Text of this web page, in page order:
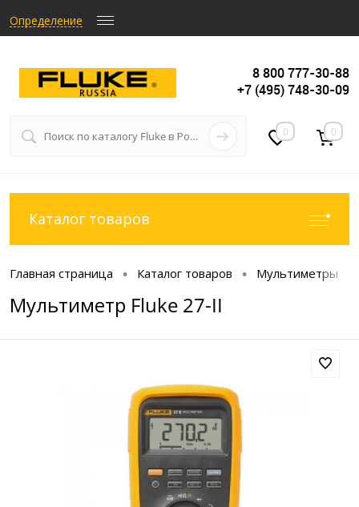
Определение
8 800 777-30-88
+7 (495) 748-30-09
0 0
Каталог товаров
Главная страница • Каталог товаров • Мультиметры
Мультиметр Fluke 27-II